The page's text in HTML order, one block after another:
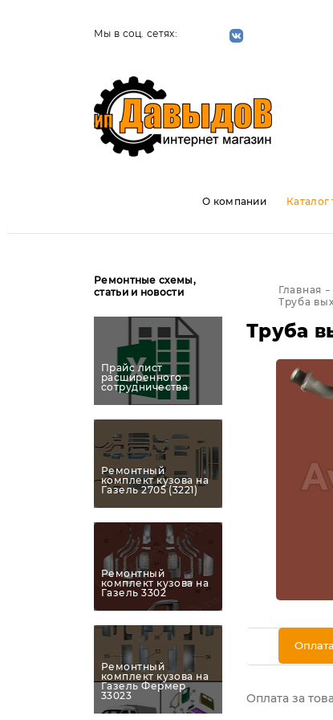
Мы в соц. сетях:
О компании Каталог
Ремонтные схемы,
статьи и новости
Прайс лист
расширенного
сотрудничества
Ремонтный
комплект кузова на
Газель 2705 (3221)
Ремонтный
комплект кузова на
Газель 3302
Ремонтный
комплект кузова на
Газель Фермер
33023
Главная
Труба
Труба
Оплата
Оплата за